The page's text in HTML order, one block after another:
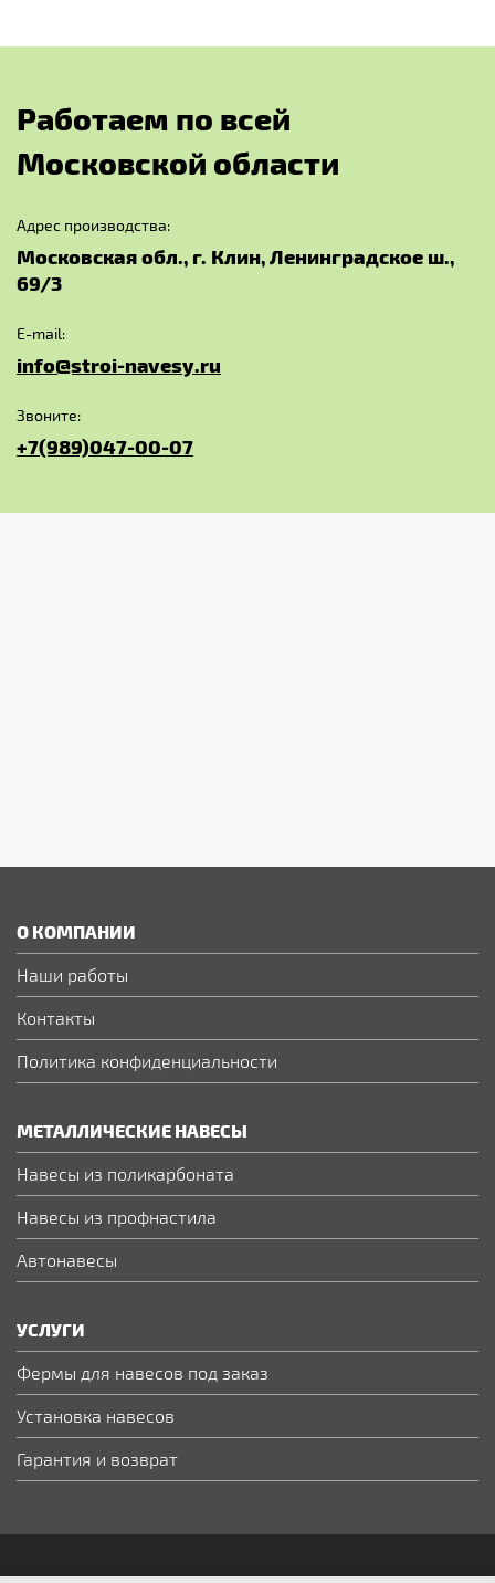
Работаем по всей
Московской области
Адрес производства:
Московская обл., г. Клин, Ленинградское ш.,
69/3
E-mail:
info@stroi-navesy.ru
Звоните:
+7(989)047-00-07
О КОМПАНИИ
Наши работы
Контакты
Политика конфиденциальности
МЕТАЛЛИЧЕСКИЕ НАВЕСЫ
Навесы из поликарбоната
Навесы из профнастила
Автонавесы
УСЛУГИ
Фермы для навесов под заказ
Установка навесов
Гарантия и возврат